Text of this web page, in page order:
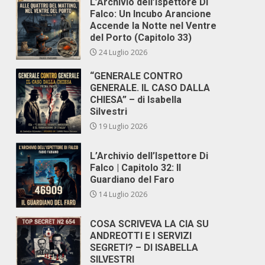
Falco: Un Incubo Arancione
Accende la Notte nel Ventre
del Porto (Capitolo 33)
24 Luglio 2026
“GENERALE CONTRO
GENERALE. IL CASO DALLA
CHIESA” – di Isabella
Silvestri
19 Luglio 2026
L’Archivio dell’Ispettore Di
Falco | Capitolo 32: Il
Guardiano del Faro
14 Luglio 2026
COSA SCRIVEVA LA CIA SU
ANDREOTTI E I SERVIZI
SEGRETI? – DI ISABELLA
SILVESTRI